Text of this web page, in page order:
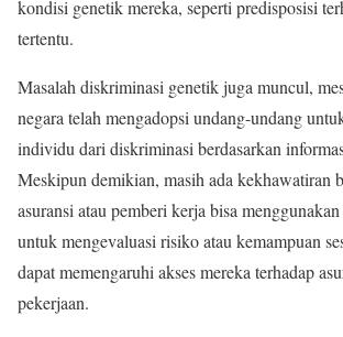
kondisi genetik mereka, seperti predisposisi
tertentu.
Masalah diskriminasi genetik juga muncul,
negara telah mengadopsi undang-undang
individu dari diskriminasi berdasarkan
Meskipun demikian, masih ada kekhawatiran
asuransi atau pemberi kerja bisa
untuk mengevaluasi risiko atau kemampuan
dapat memengaruhi akses mereka terhadap
pekerjaan.